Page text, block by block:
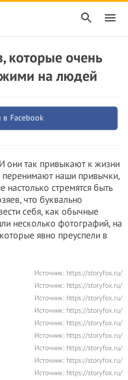
которые очень
на людей
в Facebook
они так привыкают к жизни
перенимают наши привычки,
настолько стремятся быть
что буквально
себя, как обычные
несколько фотографий, на
явно преуспели в
Источник: https://storyfox.ru/
Источник: https://storyfox.ru/
Источник: https://storyfox.ru/
Источник: https://storyfox.ru/
Источник: https://storyfox.ru/
Источник: https://storyfox.ru/
Источник: https://storyfox.ru/
Источник: https://storyfox.ru/
Источник: https://storyfox.ru/